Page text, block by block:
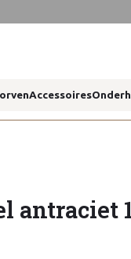
Accessoires
antraciet